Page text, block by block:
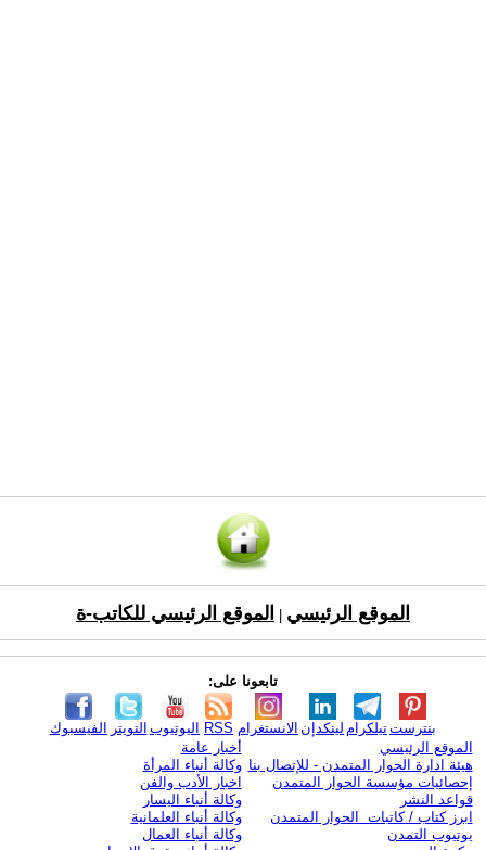
الموقع الرئيسي الموقع الرئيسي للكاتب-ة
تابعونا على:
الفيسبوك التويتر اليوتيوب RSS الانستغرام لينكدإن تيلكرامبنترست
الموقع الرئيسي
هيئة ادارة الحوار المتمدن - للإتصال بنا
إحصائيات مؤسسة الحوار المتمدن
قواعد النشر
ابرز كتاب / كاتبات الحوار المتمدن
يوتيوب التمدن
أخبار عامة
وكالة أنباء المرأة
اخبار الأدب والفن
وكالة أنباء اليسار
وكالة أنباء العلمانية
وكالة أنباء العمال